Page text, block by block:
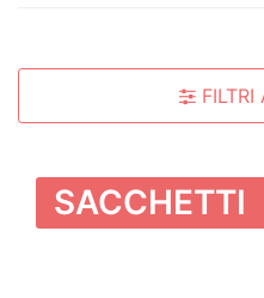
FILTRI
SACCHETTI